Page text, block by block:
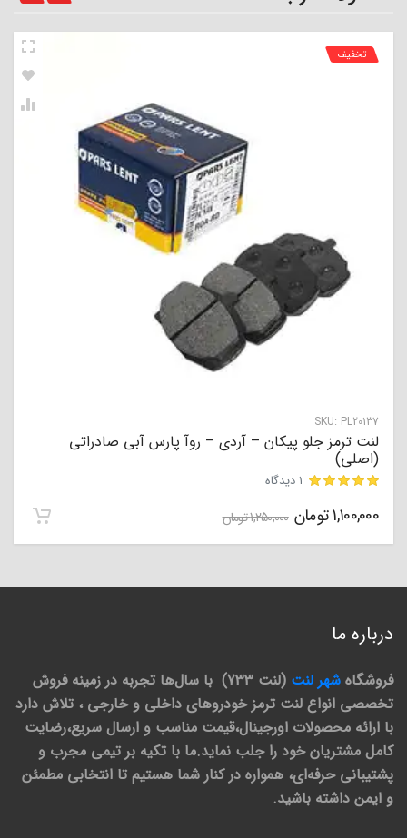
SKU: PL20137
تخفیف
لنت ترمز جلو پیکان – آردی – روآ پارس آبی صادراتی
(اصلی)
مشتری
1 دیدگاه
1,100,000تومان 1,250,000تومان
درباره ما
فروشگاه شهر لنت
(لنت 733) با سال‌ها تجربه در زمینه فروش
تخصصی انواع لنت ترمز خودروهای داخلی و خارجی ، تلاش دارد
با ارائه محصولات اورجینال،قیمت مناسب و ارسال سریع،رضایت
کامل مشتریان خود را جلب نماید.ما با تکیه بر تیمی مجرب و
پشتیبانی حرفه‌ای، همواره در کنار شما هستیم تا انتخابی مطمئن
و ایمن داشته باشید.